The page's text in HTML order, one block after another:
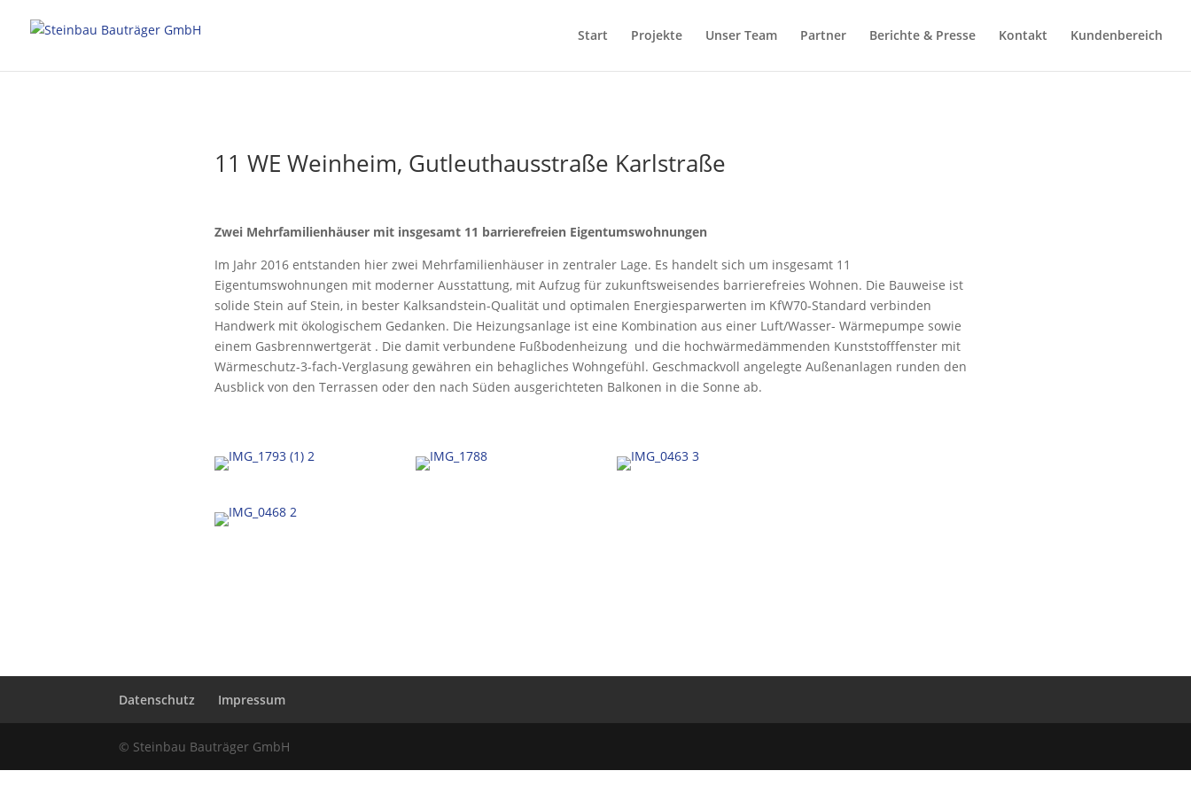
Start Projekte Unser Team Partner Berichte & Presse Kontakt Kundenbereich
11 WE Weinheim, Gutleuthausstraße Karlstraße
Zwei Mehrfamilienhäuser mit insgesamt 11 barrierefreien Eigentumswohnungen
Im Jahr 2016 entstanden hier zwei Mehrfamilienhäuser in zentraler Lage. Es handelt sich um insgesamt 11
Eigentumswohnungen mit moderner Ausstattung, mit Aufzug für zukunftsweisendes barrierefreies Wohnen. Die Bauweise ist
solide Stein auf Stein, in bester Kalksandstein-Qualität und optimalen Energiesparwerten im KfW70-Standard verbinden
Handwerk mit ökologischem Gedanken. Die Heizungsanlage ist eine Kombination aus einer Luft/Wasser- Wärmepumpe sowie
einem Gasbrennwertgerät . Die damit verbundene Fußbodenheizung und die hochwärmedämmenden Kunststofffenster mit
Wärmeschutz-3-fach-Verglasung gewähren ein behagliches Wohngefühl. Geschmackvoll angelegte Außenanlagen runden den
Ausblick von den Terrassen oder den nach Süden ausgerichteten Balkonen in die Sonne ab.
Datenschutz Impressum
© Steinbau Bauträger GmbH